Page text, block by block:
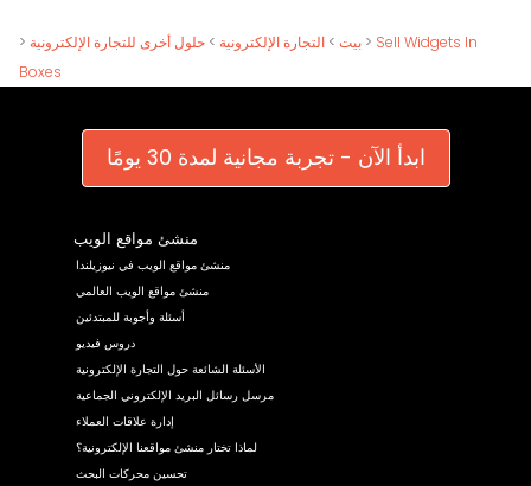
> بيت > التجارة الإلكترونية > حلول أخرى للتجارة الإلكترونية > Sell Widgets In
Boxes
ابدأ الآن - تجربة مجانية لمدة 30 يومًا
منشئ مواقع الويب
منشئ مواقع الويب في نيوزيلندا
منشئ مواقع الويب العالمي
أسئلة وأجوبة للمبتدئين
دروس فيديو
الأسئلة الشائعة حول التجارة الإلكترونية
مرسل رسائل البريد الإلكتروني الجماعية
إدارة علاقات العملاء
لماذا تختار منشئ مواقعنا الإلكترونية؟
تحسين محركات البحث